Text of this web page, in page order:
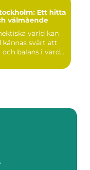
Ett hitta
välmående
värld kan
kännas svårt att
balans i vard...